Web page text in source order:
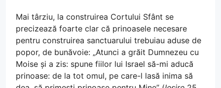
Mai târziu, la construirea Cortului Sfânt se
precizează foarte clar că prinoasele necesare
pentru construirea sanctuarului trebuiau aduse de
popor, de bunăvoie: „Atunci a grăit Dumnezeu cu
Moise și a zis: spune fiilor lui Israel să-mi aducă
prinoase: de la tot omul, pe care-l lasă inima să